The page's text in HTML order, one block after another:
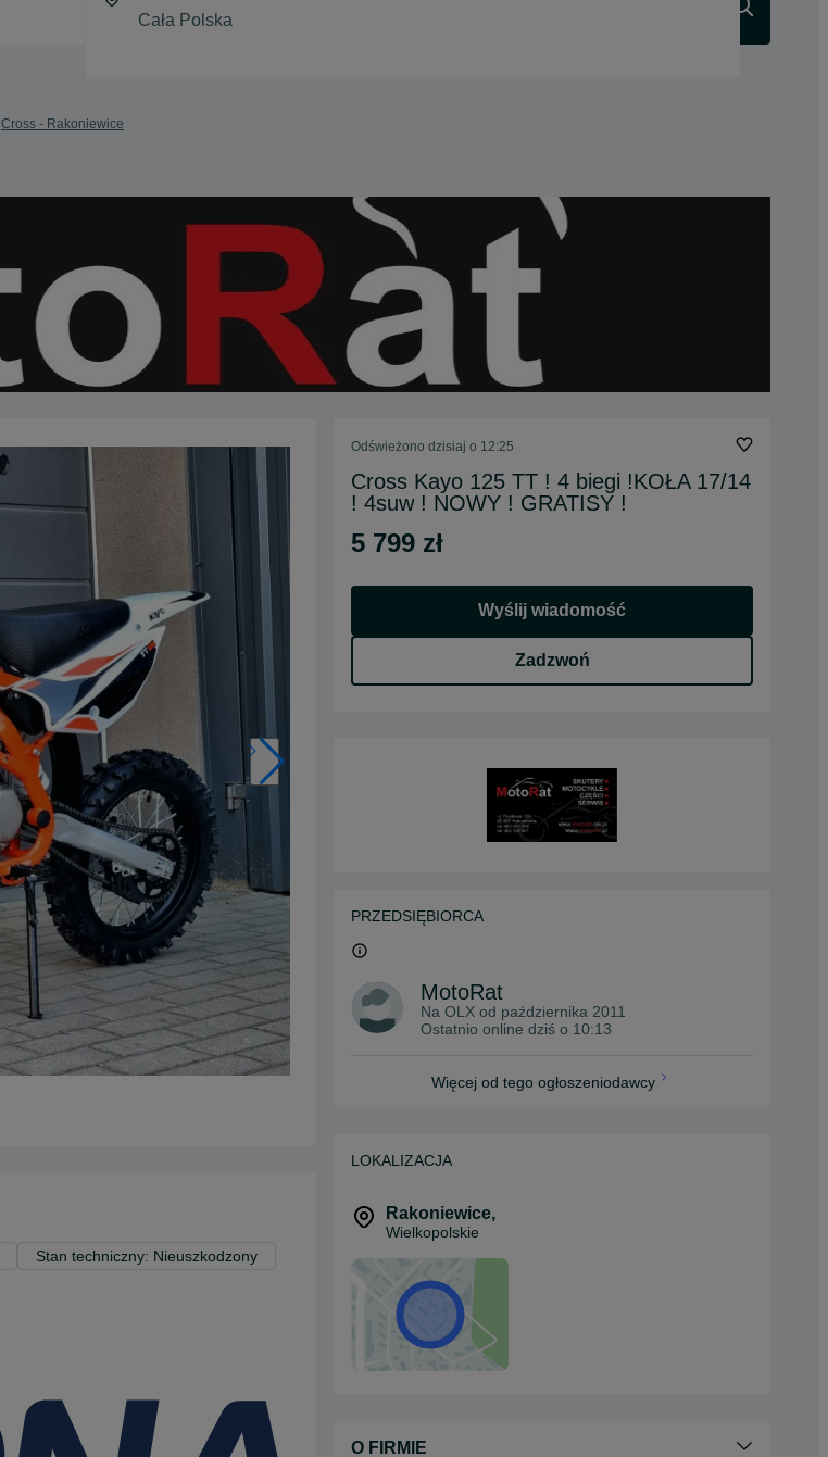
Cross - Rakoniewice
Stan techniczny: Nieuszkodzony
Odświeżono dzisiaj o 12:25
Cross Kayo 125 TT ! 4 biegi !KOŁA 17/14
! 4suw ! NOWY ! GRATISY !
5 799 zł
Wyślij wiadomość
Zadzwoń
PRZEDSIĘBIORCA
MotoRat
Na OLX od października 2011
Ostatnio online dziś o 10:13
Więcej od tego ogłoszeniodawcy
LOKALIZACJA
Rakoniewice,
Wielkopolskie
O FIRMIE